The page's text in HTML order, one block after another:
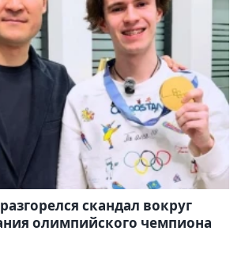
скандал вокруг
олимпийского чемпиона